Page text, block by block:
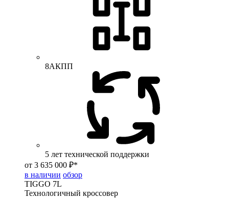
8АКПП
5 лет технической поддержки
от 3 635 000 ₽*
в наличии обзор
TIGGO 7L
Технологичный кроссовер